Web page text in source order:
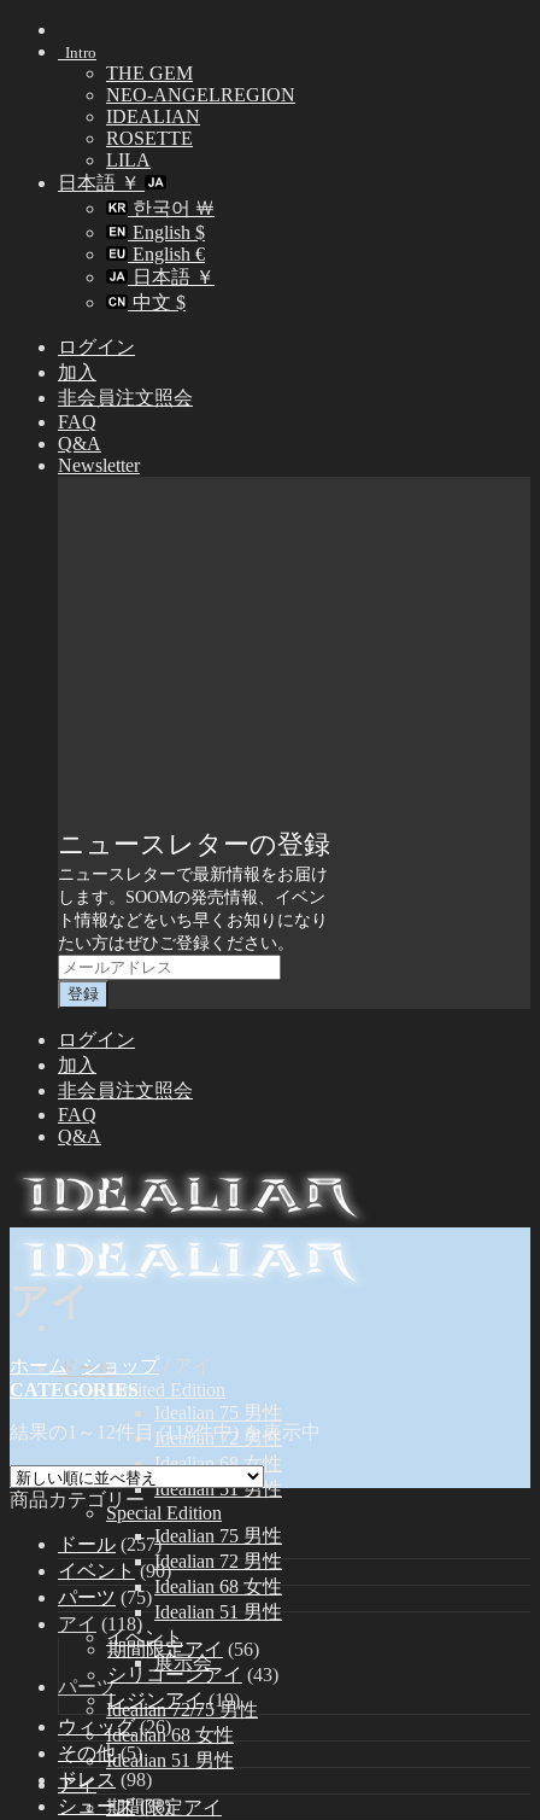
Skip
Intro
THE GEM
NEO-ANGELREGION
IDEALIAN
ROSETTE
LILA
日本語 ￥
한국어 ￦
English $
English €
日本語 ￥
中文 $
ログイン
加入
非会員注文照会
FAQ
Q&A
Newsletter
ニュースレターの登録
ニュースレターで最新情報をお届け
します。SOOMの発売情報、イベン
ト情報などをいち早くお知りになり
たい方はぜひご登録ください。
ログイン
加入
非会員注文照会
FAQ
Q&A
ドール
Limited Edition
Idealian 75 男性
Idealian 72 男性
Idealian 68 女性
Idealian 51 男性
Special Edition
Idealian 75 男性
Idealian 72 男性
Idealian 68 女性
Idealian 51 男性
イベント
展示会
パーツ
Idealian 72/75 男性
Idealian 68 女性
Idealian 51 男性
アイ
期間限定アイ
アイ
ホーム / ショップ
アイ
CATEGORIES
結果の1～12件目 (118件中) を表示中
商品カテゴリー
ドール (257)
イベント (90)
パーツ (75)
アイ (118)
期間限定アイ (56)
シリコーンアイ (43)
レジンアイ (19)
ウィッグ (26)
その他 (5)
ドレス (98)
シューズ (38)